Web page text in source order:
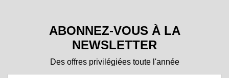
ABONNEZ-VOUS À LA
NEWSLETTER
Des offres privilégiées toute l'année